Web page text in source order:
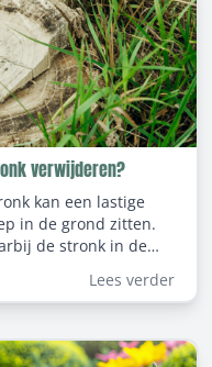
jarenlang in
verwijderen?
kan een lastige
in de grond zitten.
de stronk in de
volledig uit je
te weten hoe je de
blog bespreken
Lees verder